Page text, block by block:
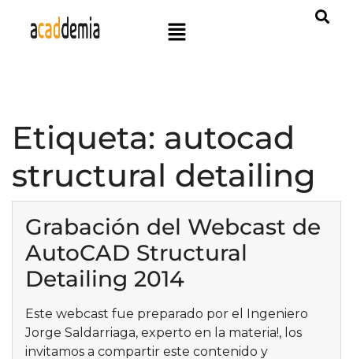
Etiqueta: autocad
structural detailing
Grabación del Webcast de
AutoCAD Structural
Detailing 2014
Este webcast fue preparado por el Ingeniero
Jorge Saldarriaga, experto en la materia!, los
invitamos a compartir este contenido y